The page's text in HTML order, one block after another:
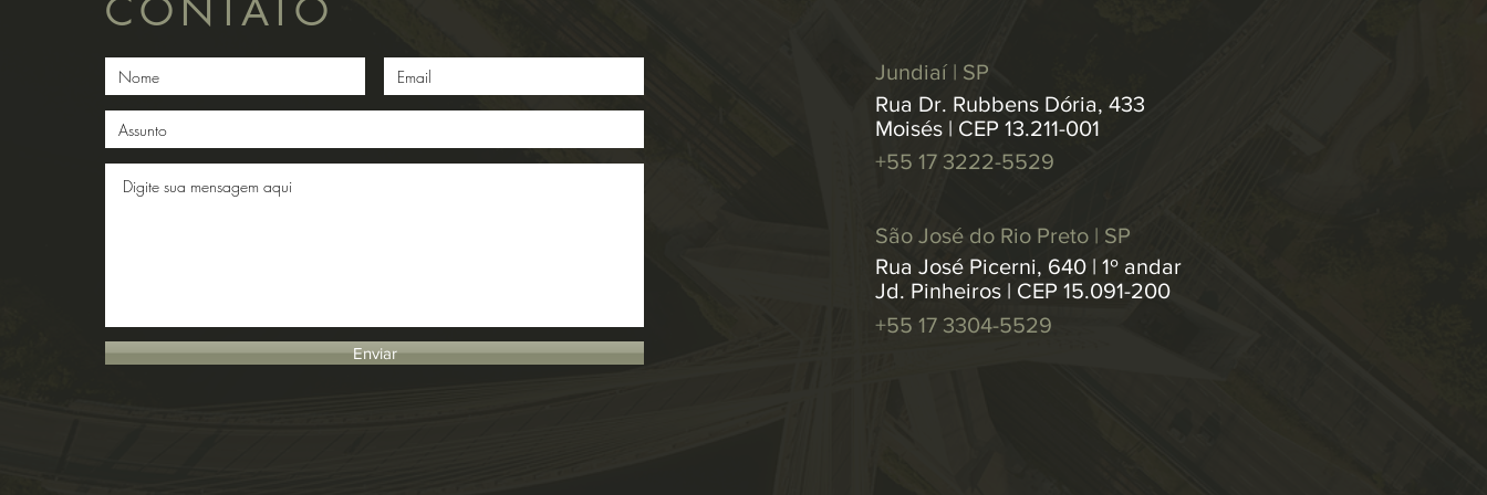
CONTATO
Enviar
Jundiaí | SP
Rua Dr. Rubbens Dória, 433
Moisés | CEP 13.211-001
+55 17 3222-5529
São José do Rio Preto | SP
Rua José Picerni, 640 | 1º andar
Jd. Pinheiros | CEP 15.091-200
+55 17 3304-5529